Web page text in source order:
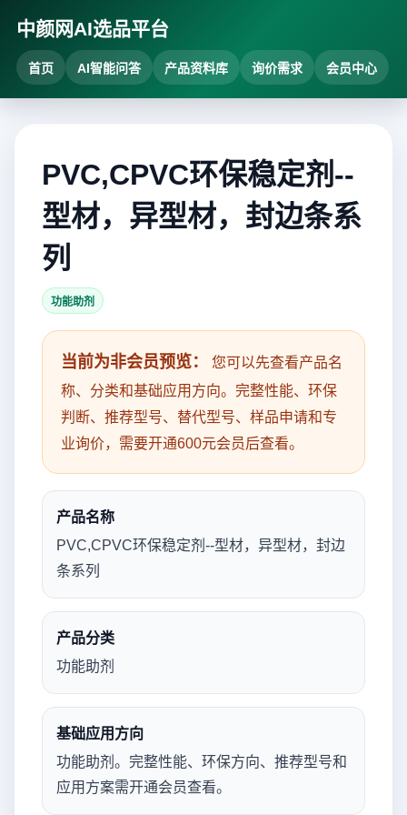
中颜网AI选品平台
首页 AI智能问答 产品资料库 询价需求 会员中心
PVC,CPVC环保稳定剂--
型材，异型材，封边条系
列
功能助剂
当前为非会员预览：
您可以先查看产品名
称、分类和基础应用方向。完整性能、环保
判断、推荐型号、替代型号、样品申请和专
业询价，需要开通600元会员后查看。
产品名称
PVC,CPVC环保稳定剂--型材，异型材，封边
条系列
产品分类
功能助剂
基础应用方向
功能助剂。完整性能、环保方向、推荐型号和
应用方案需开通会员查看。